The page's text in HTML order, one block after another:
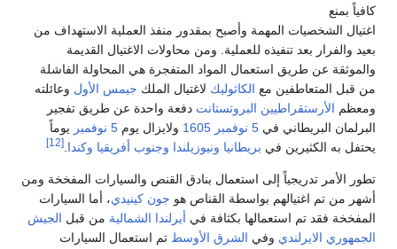
كافياً بمنع
اغتيال الشخصيات المهمة وأصبح بمقدور منفذ العملية الاستهداف من
بعيد والفرار بعد تنفيذه للعملية. ومن محاولات الاغتيال القديمة
والموثقة عن طريق استعمال المواد المتفجرة هي المحاولة الفاشلة
من قبل المتعاطفين مع الكاثوليك لاغتيال الملك جيمس الأول وعائلته
ومعظم الأرستقراطيين البروتستانت دفعة واحدة عن طريق تفجير
البرلمان البريطاني في 5 نوفمبر 1605 ولايزال يوم 5 نوفمبر
يوماً
يحتفل به الكثيرين في بريطانيا ونيوزيلندا وجنوب أفريقيا وكندا.
[12]
تطور الأمر تدريجياً إلى استعمال بنادق القنص والسيارات المفخخة ومن
أشهر من تم اغتيالهم بواسطة القناص هو جون كينيدي، أما السيارات
المفخخة فقد تم استعمالها بكثافة في أيرلندا الشمالية من قبل الجيش
الجمهوري الايرلندي وفي الشرق الأوسط تم استعمال السيارات